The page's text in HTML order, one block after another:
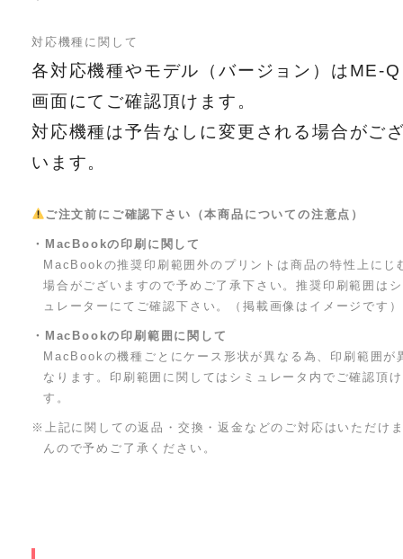
対応機種に関して
各対応機種やモデル（バージョン）はME-Q
画面にてご確認頂けます。
対応機種は予告なしに変更される場合がご
います。
ご注文前にご確認下さい（本商品についての注意点）
・MacBookの印刷に関して
MacBookの推奨印刷範囲外のプリントは商品の特性上にじ
場合がございますので予めご了承下さい。推奨印刷範囲は
ュレーターにてご確認下さい。（掲載画像はイメージです）
・MacBookの印刷範囲に関して
MacBookの機種ごとにケース形状が異なる為、印刷範囲が
なります。印刷範囲に関してはシミュレータ内でご確認頂
す。
※上記に関しての返品・交換・返金などのご対応はいただけ
んので予めご了承ください。